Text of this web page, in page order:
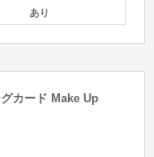
あり
カード Make Up